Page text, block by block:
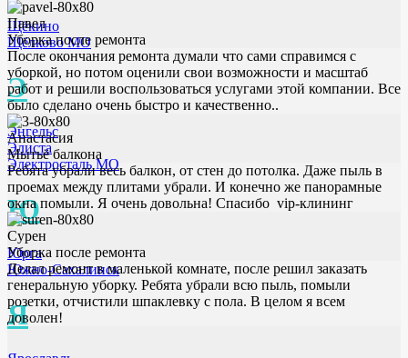
Щёкино
Щёлково МО
Э
Энгельс
Элиста
Электросталь МО
Ю
Юрга
Южно-Сахалинск
Я
Павел
Уборка после ремонта
После окончания ремонта думали что сами справимся с
уборкой, но потом оценили свои возможности и масштаб
работ и решили воспользоваться услугами этой компании. Все
было сделано очень быстро и качественно..
Анастасия
Мытьё балкона
Ребята убрали весь балкон, от стен до потолка. Даже пыль в
проемах между плитами убрали. И конечно же панорамные
окна помыли. Я очень довольна! Спасибо vip-клининг
Сурен
Уборка после ремонта
Делал ремонт в маленькой комнате, после решил заказать
генеральную уборку. Ребята убрали всю пыль, помыли
розетки, отчистили шпаклевку с пола. В целом я всем
доволен!